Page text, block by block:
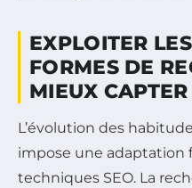
EXPLOITER
FORMES DE
MIEUX
L’évolution des
impose une adaptation
techniques SEO. La